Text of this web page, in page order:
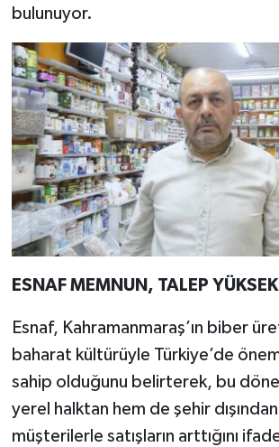
bulunuyor.
ESNAF MEMNUN, TALEP YÜKSEK
Esnaf, Kahramanmaraş’ın biber
baharat kültürüyle Türkiye’de
sahip olduğunu belirterek, bu
yerel halktan hem de şehir
müşterilerle satışların arttığını